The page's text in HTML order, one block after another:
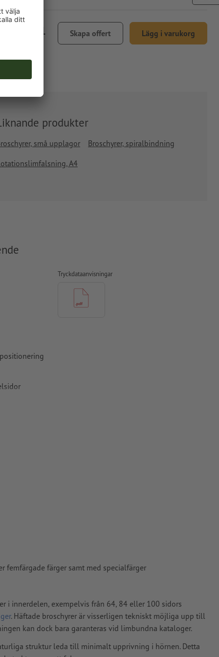
Skapa offert Lägg i varukorg
produkter
små upplagor Broschyrer, spiralbindning
A4
FOGRA52
Tryckdataanvisningar
femfärgade färger samt med specialfärger
i innerdelen, exempelvis från 64, 84 eller 100 sidors
. Häftade broschyrer är visserligen tekniskt möjliga upp till
kan dock bara garanteras vid limbundna kataloger.
struktur leda till minimalt upprivning i hörnen. Detta